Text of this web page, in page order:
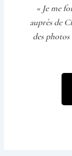
« Je me
auprès de
des photos